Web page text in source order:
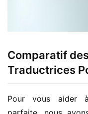
Comparatif
Traductrices
Pour vous aider